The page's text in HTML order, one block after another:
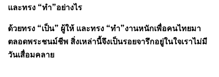
และทรง “ทำ”อย่างไร
ด้วยทรง “เป็น” ผู้ให้ และทรง “ทำ”งานหนักเพื่อคนไทยมา
ตลอดพระชนม์ชีพ สิ่งเหล่านี้จึงเป็นรอยจารึกอยู่ในใจเราไม่มี
วันเสื่อมคลาย